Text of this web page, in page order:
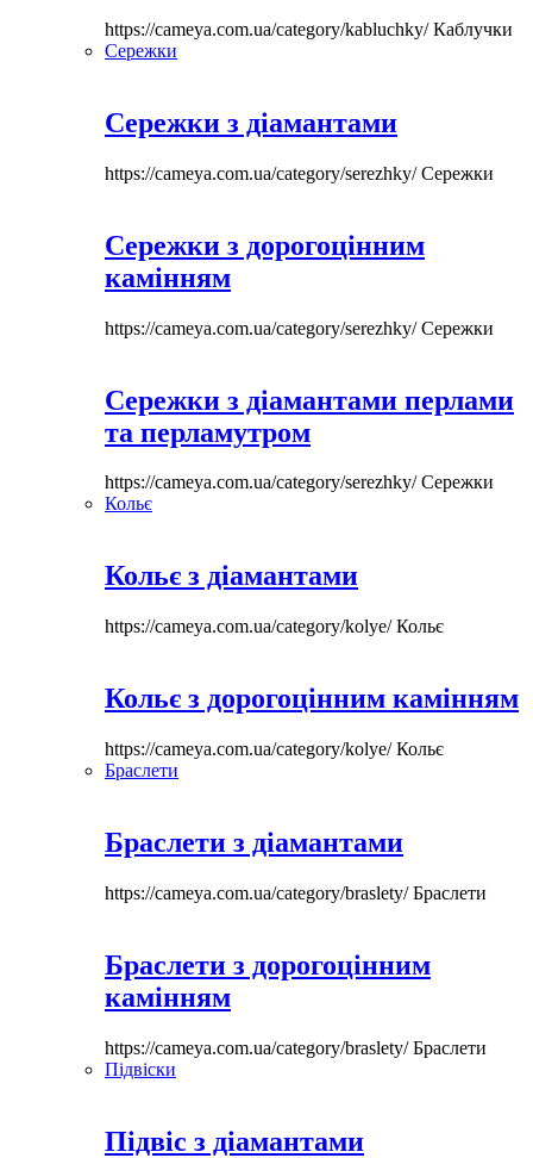
https://cameya.com.ua/category/kabluchky/Каблучки
Сережки
Сережки з діамантами
https://cameya.com.ua/category/serezhky/Сережки
Сережки з дорогоцінним
камінням
https://cameya.com.ua/category/serezhky/Сережки
Сережки з діамантами перлами
та перламутром
https://cameya.com.ua/category/serezhky/Сережки
Кольє
Кольє з діамантами
https://cameya.com.ua/category/kolye/Кольє
Кольє з дорогоцінним камінням
https://cameya.com.ua/category/kolye/Кольє
Браслети
Браслети з діамантами
https://cameya.com.ua/category/braslety/Браслети
Браслети з дорогоцінним
камінням
https://cameya.com.ua/category/braslety/Браслети
Підвіски
Підвіс з діамантами